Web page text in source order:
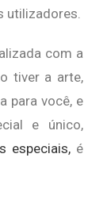
utilizadores.
com a
tiver a arte,
para você, e
e único,
especiais, é